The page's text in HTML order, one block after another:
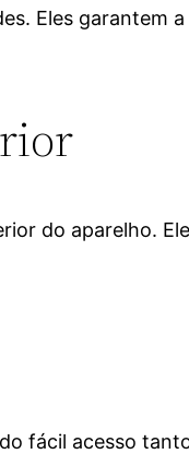
Eles garantem
do aparelho.
fácil acesso